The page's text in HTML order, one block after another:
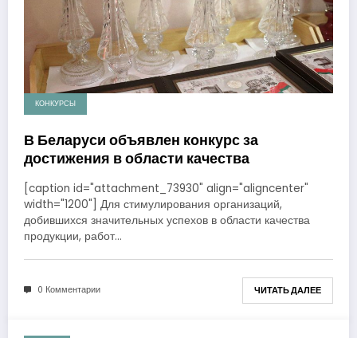
КОНКУРСЫ
В Беларуси объявлен конкурс за
достижения в области качества
[caption id="attachment_73930" align="aligncenter"
width="1200"] Для стимулирования организаций,
добившихся значительных успехов в области качества
продукции, работ…
0 Комментарии ЧИТАТЬ ДАЛЕЕ